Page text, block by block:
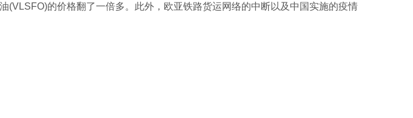
(VLSFO)的价格翻了一倍多。此外，欧亚铁路货运网络的中断以及中国实施的疫情